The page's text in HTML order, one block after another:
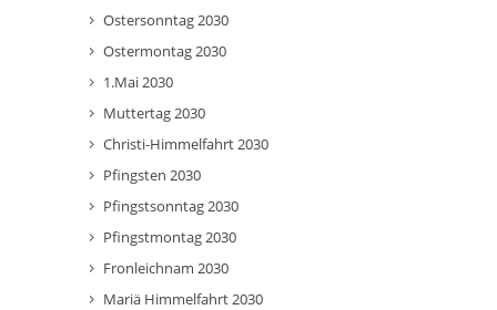
Ostersonntag 2030
Ostermontag 2030
1.Mai 2030
Muttertag 2030
Christi-Himmelfahrt 2030
Pfingsten 2030
Pfingstsonntag 2030
Pfingstmontag 2030
Fronleichnam 2030
Mariä Himmelfahrt 2030